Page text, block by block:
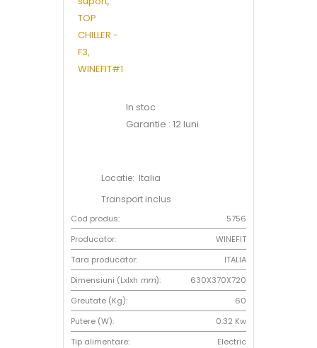
In stoc
Garantie : 12 luni
Locatie: Italia
Transport inclus
Cod produs:
5756
Producator:
WINEFIT
Tara producator:
ITALIA
Dimensiuni (Lxlxh mm):
630X370X720
Greutate (Kg):
60
Putere (W):
0.32 Kw
Tip alimentare:
Electric